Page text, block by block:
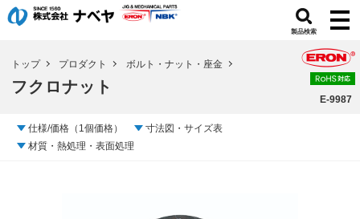
製品検索
トップ プロダクト ボルト・ナット・座金
フクロナット
E-9987
仕様/価格（1個価格）
寸法図・サイズ表
材質・熱処理・表面処理